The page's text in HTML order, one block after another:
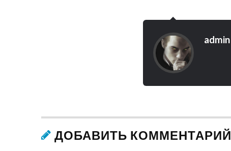
admin
ДОБАВИТЬ КОММЕНТАРИЙ